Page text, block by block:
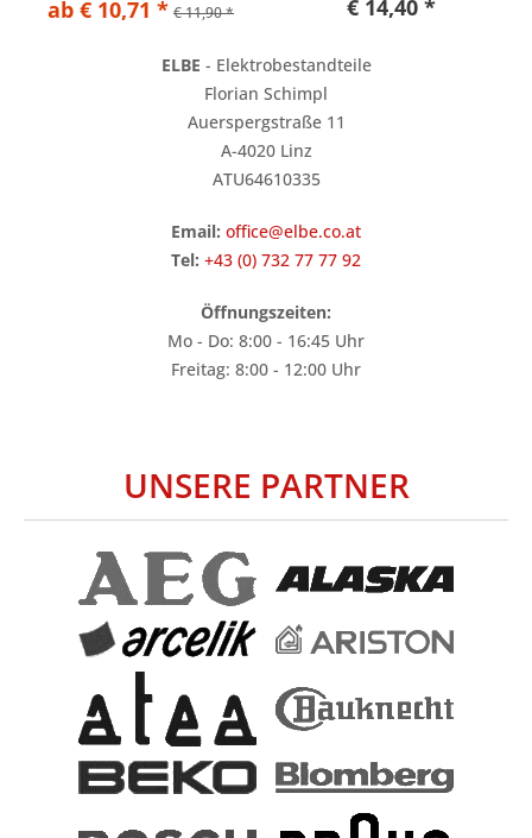
ELBE - Elektrobestandteile
Florian Schimpl
Auerspergstraße 11
A-4020 Linz
ATU64610335
Email: office@elbe.co.at
Tel: +43 (0) 732 77 77 92
Öffnungszeiten:
Mo - Do: 8:00 - 16:45 Uhr
Freitag: 8:00 - 12:00 Uhr
ab € 10,71 * € 11,90 * € 14,40 *
UNSERE PARTNER